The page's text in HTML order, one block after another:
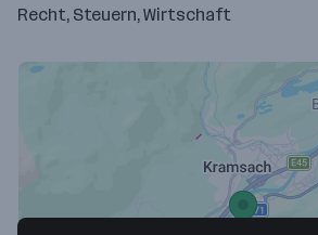
Recht, Steuern, Wirtschaft